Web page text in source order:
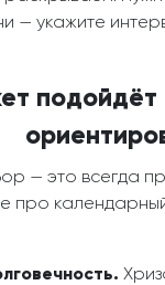
— укажите
— это всегда
про